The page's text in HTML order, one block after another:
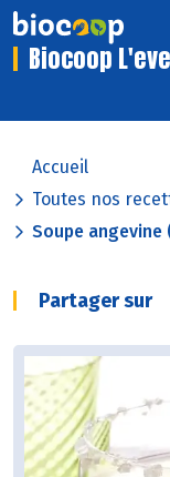
Biocoop
Accueil
Toutes nos
Soupe
Partager sur